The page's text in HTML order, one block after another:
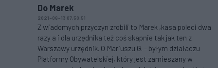
Do Marek
2021-06-13 07:50:51
Z wiadomych przyczyn zrobili to Marek ,kasa poleci dwa
razy a i dla urzędnika też coś skapnie tak jak ten z
Warszawy urzędnik. O Mariuszu G. - byłym działaczu
Platformy Obywatelskiej, który jest zamieszany w